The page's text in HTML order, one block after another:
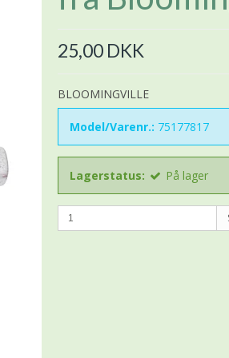
25,00 DKK
BLOOMINGVILLE
Model/Varenr.: 75177817
Lagerstatus: På lager